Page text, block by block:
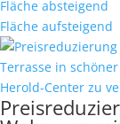
Fläche absteigend
Fläche aufsteigend